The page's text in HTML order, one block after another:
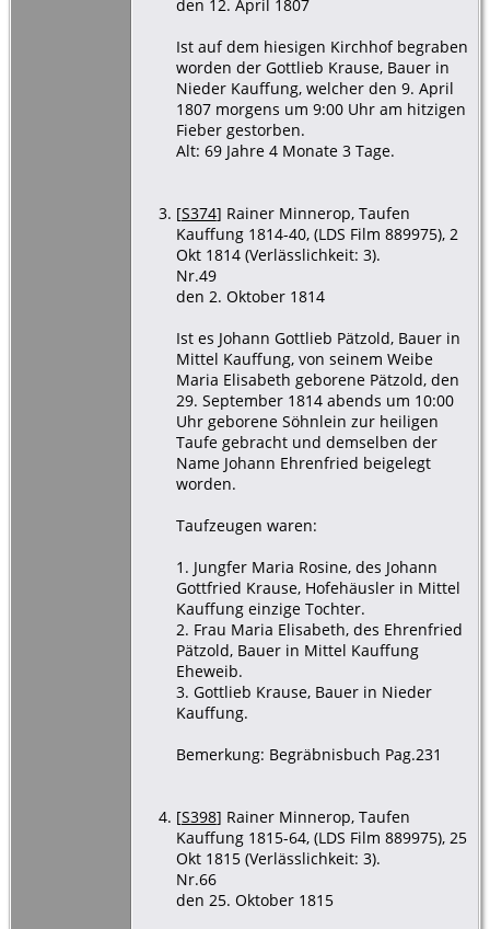
den 12. April 1807
Ist auf dem hiesigen Kirchhof begraben
worden der Gottlieb Krause, Bauer in
Nieder Kauffung, welcher den 9. April
1807 morgens um 9:00 Uhr am hitzigen
Fieber gestorben.
Alt: 69 Jahre 4 Monate 3 Tage.
[S374] Rainer Minnerop, Taufen
Kauffung 1814-40, (LDS Film 889975), 2
Okt 1814 (Verlässlichkeit: 3).
Nr.49
den 2. Oktober 1814
Ist es Johann Gottlieb Pätzold, Bauer in
Mittel Kauffung, von seinem Weibe
Maria Elisabeth geborene Pätzold, den
29. September 1814 abends um 10:00
Uhr geborene Söhnlein zur heiligen
Taufe gebracht und demselben der
Name Johann Ehrenfried beigelegt
worden.
Taufzeugen waren:
1. Jungfer Maria Rosine, des Johann
Gottfried Krause, Hofehäusler in Mittel
Kauffung einzige Tochter.
2. Frau Maria Elisabeth, des Ehrenfried
Pätzold, Bauer in Mittel Kauffung
Eheweib.
3. Gottlieb Krause, Bauer in Nieder
Kauffung.
Bemerkung: Begräbnisbuch Pag.231
[S398] Rainer Minnerop, Taufen
Kauffung 1815-64, (LDS Film 889975), 25
Okt 1815 (Verlässlichkeit: 3).
Nr.66
den 25. Oktober 1815